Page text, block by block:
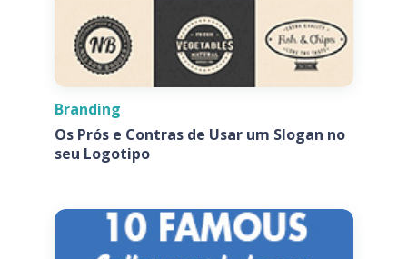
Branding
Os Prós e Contras de Usar um Slogan no
seu Logotipo